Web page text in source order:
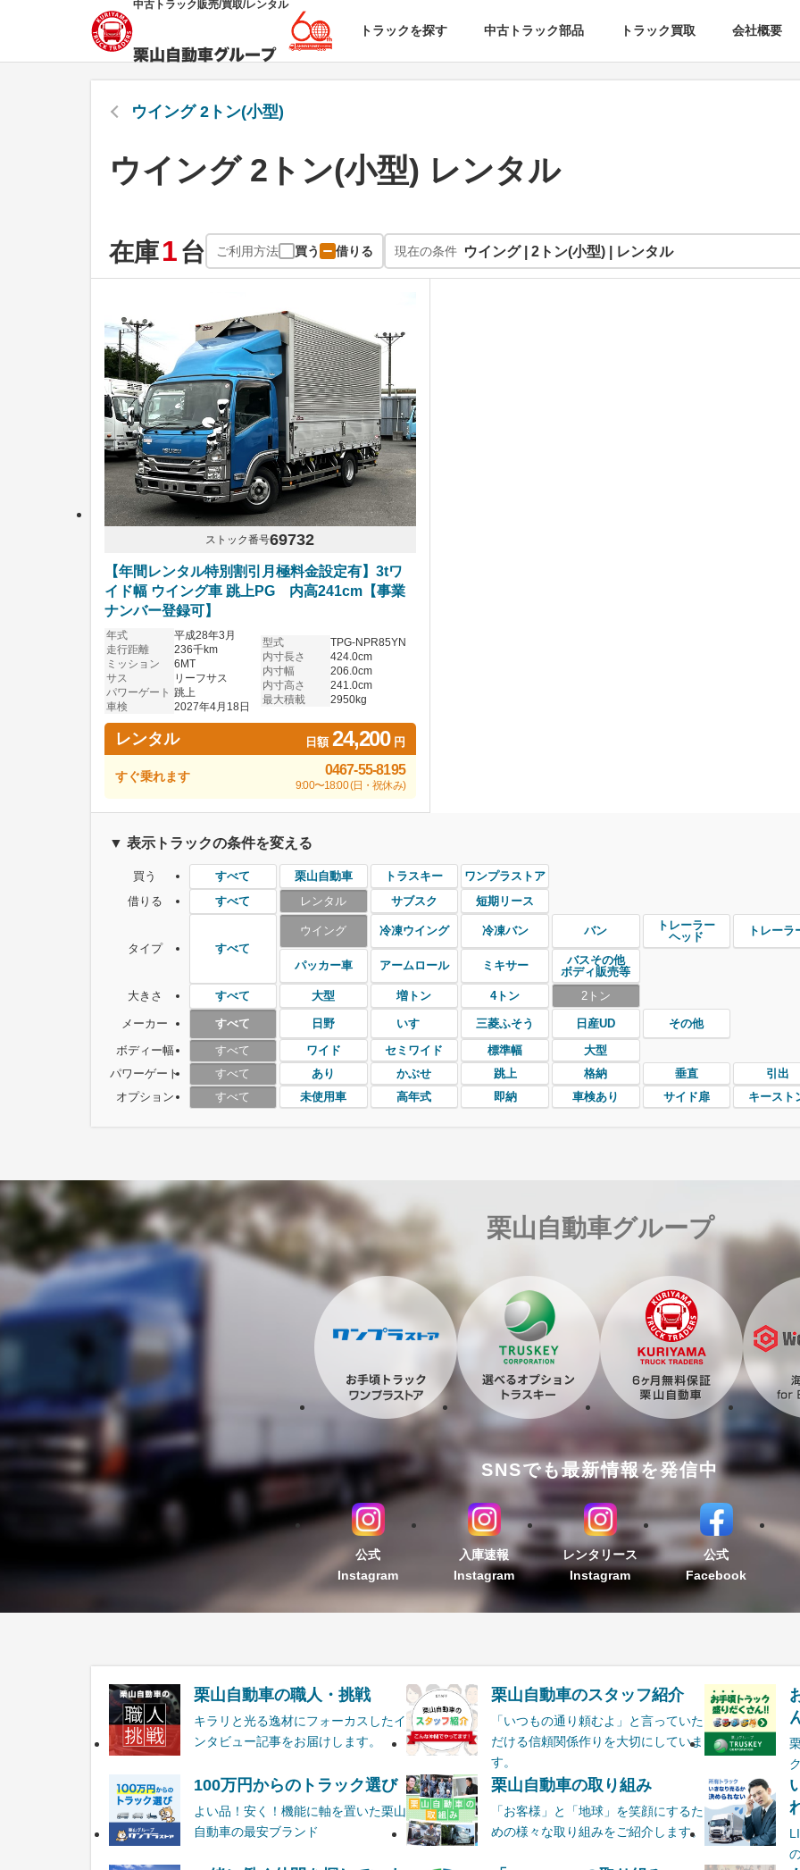
中古トラック販売/買取/レンタル
トラックを探す 中古トラック部品 トラック買取 会社概要
ウイング 2トン(小型)
ウイング 2トン(小型) レンタル
在庫1台 ご利用方法 買う 借りる 現在の条件 ウイング | 2トン(小型) | レンタル
ストック番号69732
【年間レンタル特別割引月極料金設定有】3tワ
イド幅 ウイング車 跳上PG 内高241cm【事業
ナンバー登録可】
年式
平成28年3月
走行距離
236千km
ミッション
6MT
サス
リーフサス
パワーゲート 跳上
車検
2027年4月18日
型式
TPG-NPR85YN
内寸長さ
424.0cm
内寸幅
206.0cm
内寸高さ
241.0cm
最大積載
2950kg
レンタル 日額24,200円
すぐ乗れます 0467-55-8195
9:00〜18:00 (日・祝休み)
▼ 表示トラックの条件を変える
買う すべて 栗山自動車 トラスキー
ワンプラストア
借りる
すべて レンタル サブスク 短期リース
タイプ すべて
ウイング 冷凍ウイング 冷凍バン バン
トレーラー
ヘッド
トレーラ
パッカー車 アームロール ミキサー
バスその他
ボディ販売等
大きさ
すべて 大型 増トン 4トン 2トン
メーカー すべて 日野 いすゞ 三菱ふそう 日産UD
その他
ボディー幅
すべて ワイド セミワイド 標準幅
大型
パワーゲート
すべて あり かぶせ 跳上 格納 垂直 引出
オプション
すべて 未使用車 高年式 即納 車検あり サイド扉 キースト
栗山自動車グループ
SNSでも最新情報を発信中
公式
Instagram
入庫速報
Instagram
レンタリース
Instagram
公式
Facebook
栗山自動車の職人・挑戦
キラリと光る逸材にフォーカスしたイ
ンタビュー記事をお届けします。
栗山自動車のスタッフ紹介
「いつもの通り頼むよ」と言っていた
だける信頼関係作りを大切にしていま
す。
100万円からのトラック選び
よい品！安く！機能に軸を置いた栗山
自動車の最安ブランド
栗山自動車の取り組み
「お客様」と「地球」を笑顔にするた
めの様々な取り組みをご紹介します。